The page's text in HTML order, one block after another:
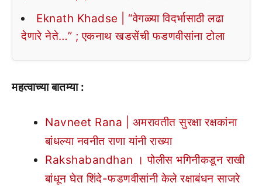
Eknath Khadse | “वेगळ्या विदर्भासाठी लढा
देणारे नेते…” ; एकनाथ खडसेंची फडणवीसांना टोला
महत्वाच्या बातम्या :
Navneet Rana | अमरावतीत सुरक्षा रक्षकांना
बांधल्या नवनीत राणा यांनी राख्या
Rakshabandhan । पोलीस भगिनीकडून राखी
बांधून घेत शिंदे-फडणवीसांनी केले रक्षाबंधन साजरे